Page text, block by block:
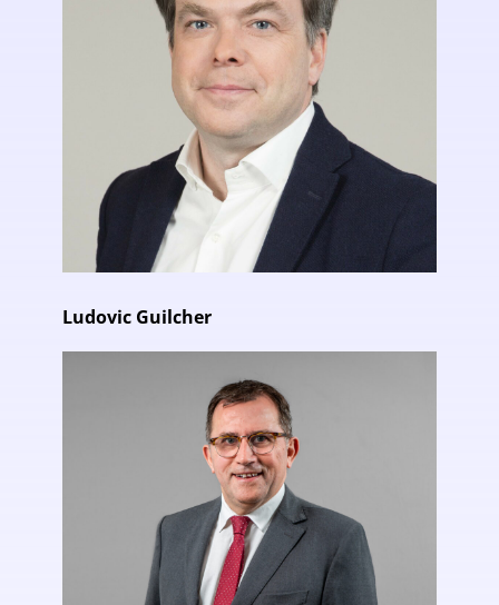
Ludovic Guilcher